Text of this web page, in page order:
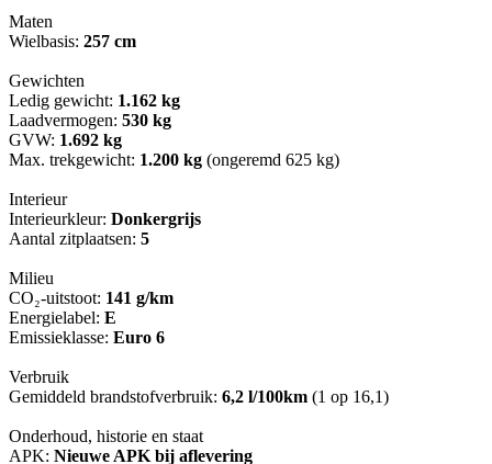
Maten
Wielbasis: 257 cm
Gewichten
Ledig gewicht: 1.162 kg
Laadvermogen: 530 kg
GVW: 1.692 kg
Max. trekgewicht: 1.200 kg (ongeremd 625 kg)
Interieur
Interieurkleur: Donkergrijs
Aantal zitplaatsen: 5
Milieu
CO₂-uitstoot: 141 g/km
Energielabel: E
Emissieklasse: Euro 6
Verbruik
Gemiddeld brandstofverbruik: 6,2 l/100km (1 op 16,1)
Onderhoud, historie en staat
APK: Nieuwe APK bij aflevering